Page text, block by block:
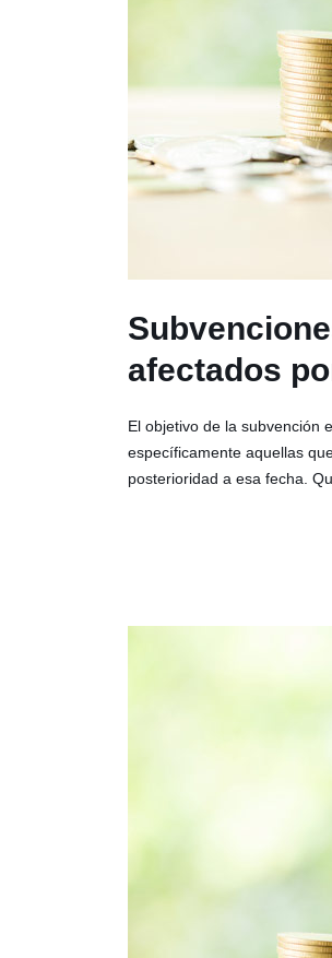
afectados
El objetivo de la subvención
específicamente aquellas
posterioridad a esa fecha.